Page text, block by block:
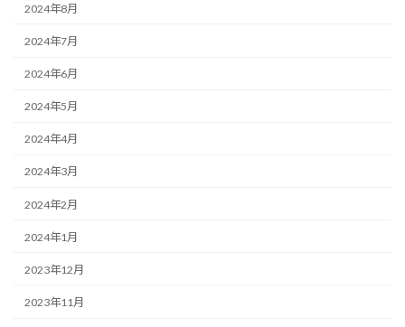
2024年8月
2024年7月
2024年6月
2024年5月
2024年4月
2024年3月
2024年2月
2024年1月
2023年12月
2023年11月